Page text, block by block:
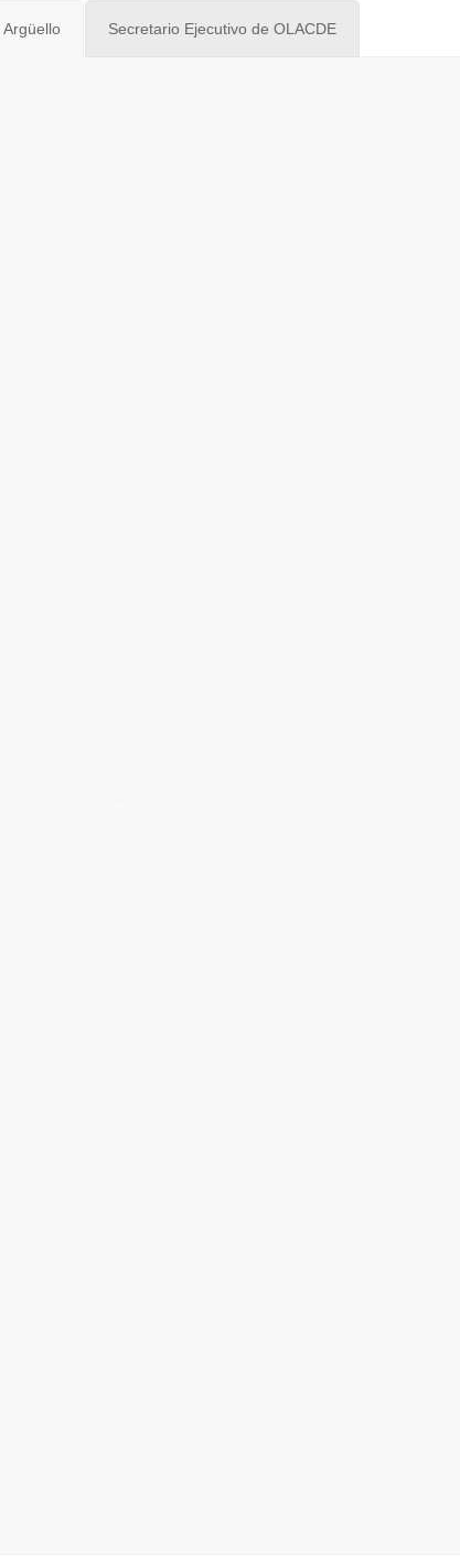
Secretario Ejecutivo de OLACDE